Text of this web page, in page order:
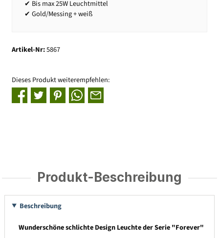
✔ Bis max 25W Leuchtmittel
✔ Gold/Messing + weiß
Artikel-Nr:5867
Dieses Produkt weiterempfehlen:
Produkt-Beschreibung
Beschreibung
Wunderschöne schlichte Design Leuchte der Serie "Forever"